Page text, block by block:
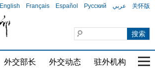
English Français Español Русский عربي 关怀版
外交部长 外交动态 驻外机构 国